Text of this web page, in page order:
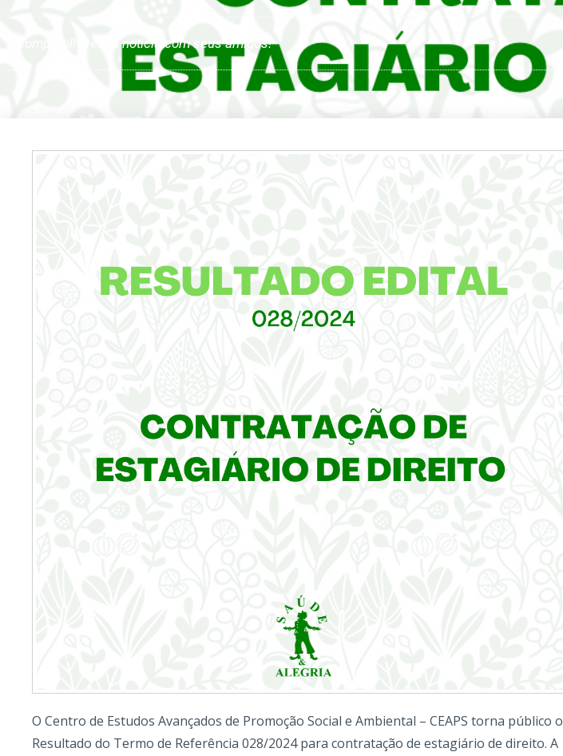
Compartilhe essa notícia com seus amigos!
O Centro de Estudos Avançados de Promoção Social e Ambiental – CEAPS torna público o
Resultado do Termo de Referência 028/2024 para contratação de estagiário de direito. A